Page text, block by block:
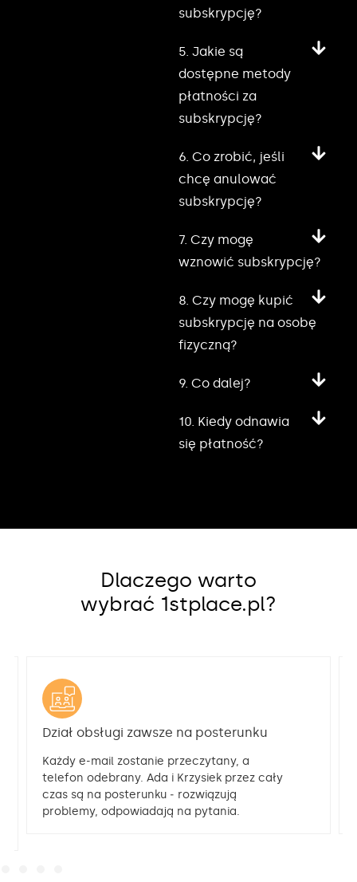
subskrypcję?
5. Jakie są
dostępne metody
płatności za
subskrypcję?
6. Co zrobić, jeśli
chcę anulować
subskrypcję?
7. Czy mogę
wznowić subskrypcję?
8. Czy mogę kupić
subskrypcję na osobę
fizyczną?
9. Co dalej?
10. Kiedy odnawia
się płatność?
Dlaczego warto
wybrać 1stplace.pl?
Dział obsługi zawsze na posterunku
Każdy e-mail zostanie przeczytany, a
telefon odebrany. Ada i Krzysiek przez cały
czas są na posterunku ‒ rozwiązują
problemy, odpowiadają na pytania.